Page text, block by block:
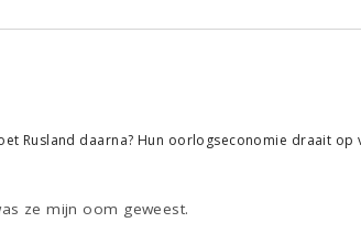
Rusland daarna? Hun oorlogseconomie draait op
ze mijn oom geweest.